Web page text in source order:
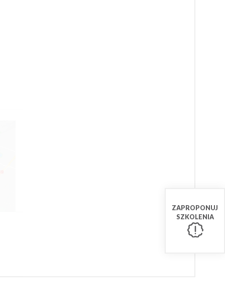
ZAPROPONUJ
SZKOLENIA